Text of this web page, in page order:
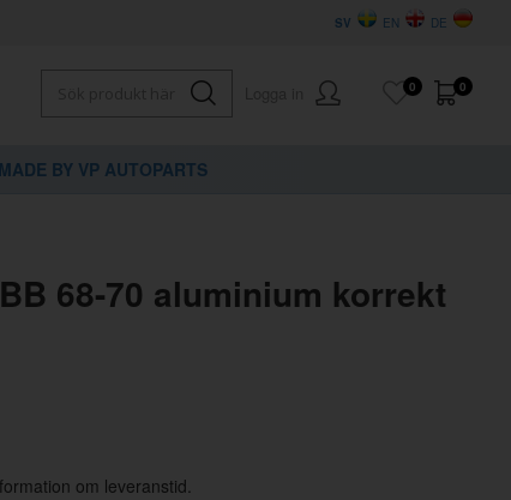
DE
EN
SV
0
0
MADE BY VP AUTOPARTS
68-70 aluminium korrekt
om leveranstid.